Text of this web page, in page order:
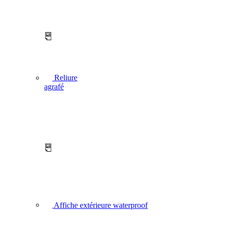
Reliure
agrafé
Affiche extérieure waterproof